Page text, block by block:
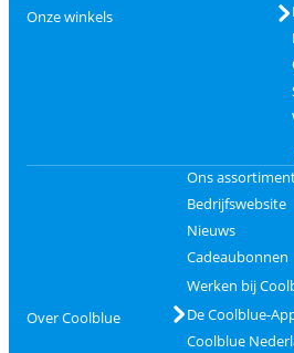
Onze winkels
Over Coolblue
Ons
Bedrijfswebsite
Nieuws
Cadeaubonnen
Werken bij
De Coolblue-
Coolblue